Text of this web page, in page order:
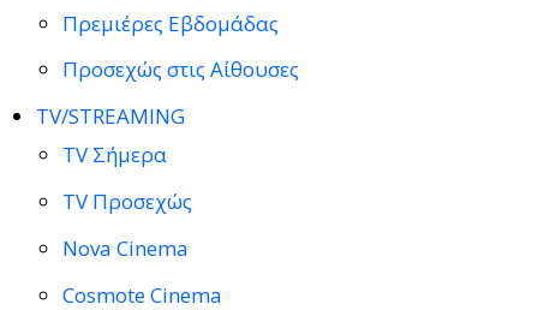
Πρεμιέρες Εβδομάδας
Προσεχώς στις Αίθουσες
TV/STREAMING
TV Σήμερα
TV Προσεχώς
Nova Cinema
Cosmote Cinema